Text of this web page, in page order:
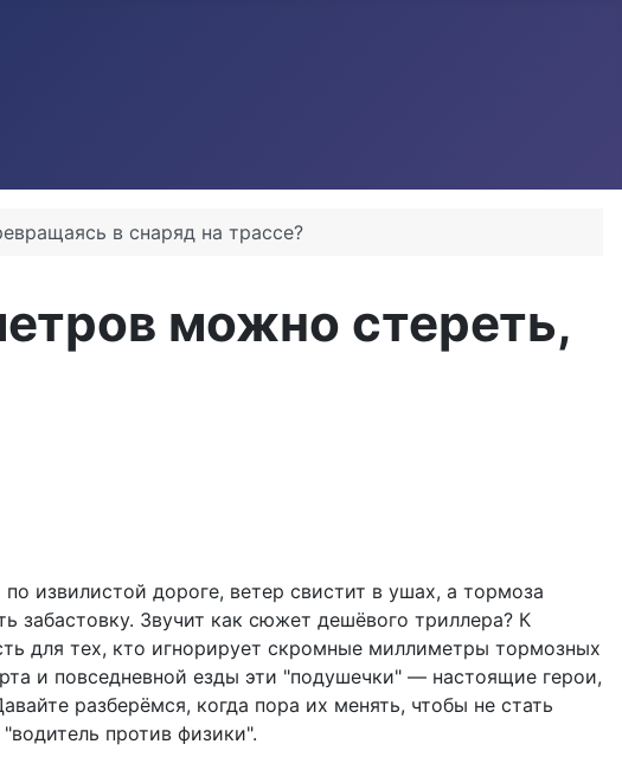
в снаряд на трассе?
можно стереть,
извилистой дороге, ветер свистит в ушах, а тормоза
забастовку. Звучит как сюжет дешёвого триллера? К
для тех, кто игнорирует скромные миллиметры тормозных
и повседневной езды эти "подушечки" — настоящие герои,
разберёмся, когда пора их менять, чтобы не стать
против физики".